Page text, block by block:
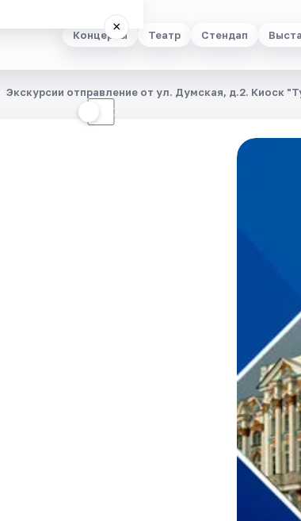
Концерты Театр Стендап
×
☾
Экскурсии отправление от ул. Думская, д.2. Киоск